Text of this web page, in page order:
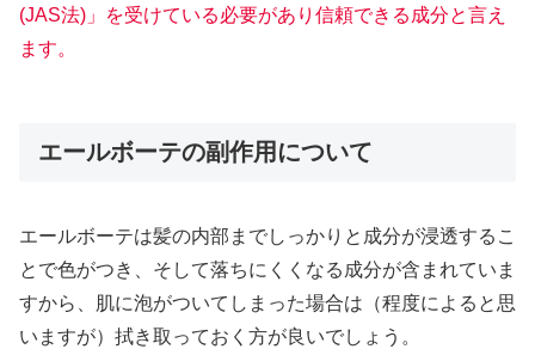
(JAS法)」を受けている必要があり信頼できる成分と言え
ます。
エールボーテの副作用について
エールボーテは髪の内部までしっかりと成分が浸透するこ
とで色がつき、そして落ちにくくなる成分が含まれていま
すから、肌に泡がついてしまった場合は（程度によると思
いますが）拭き取っておく方が良いでしょう。